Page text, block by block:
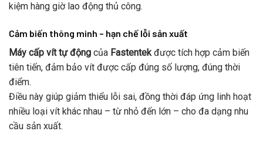
kiệm hàng giờ lao động thủ công.
Cảm biến thông minh – hạn chế lỗi sản xuất
Máy cấp vít tự động của Fastentekđược tích hợp cảm biến
tiên tiến, đảm bảo vít được cấp đúng số lượng, đúng thời
điểm.
Điều này giúp giảm thiểu lỗi sai, đồng thời đáp ứng linh hoạt
nhiều loại vít khác nhau – từ nhỏ đến lớn – cho đa dạng nhu
cầu sản xuất.